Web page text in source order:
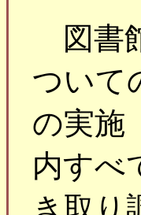
図書
ついて
の実施
内すべ
き取り